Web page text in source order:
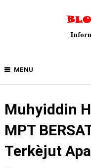
MENU
Muhyiddin
MPT
Terkèjut